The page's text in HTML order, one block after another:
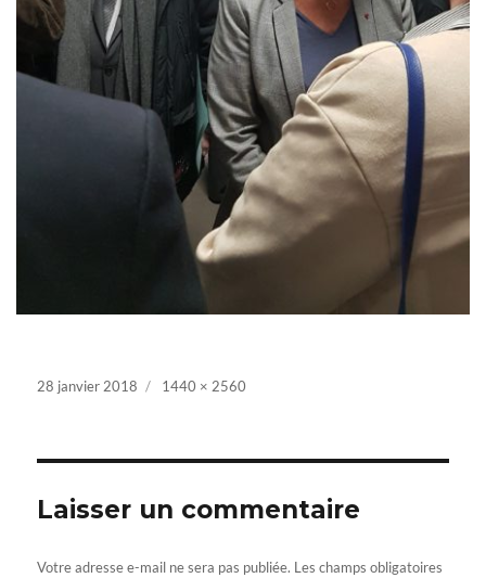
Posted
28 janvier 2018
Full
1440 × 2560
Laisser un commentaire
Votre adresse e-mail ne sera pas publiée. Les champs obligatoires